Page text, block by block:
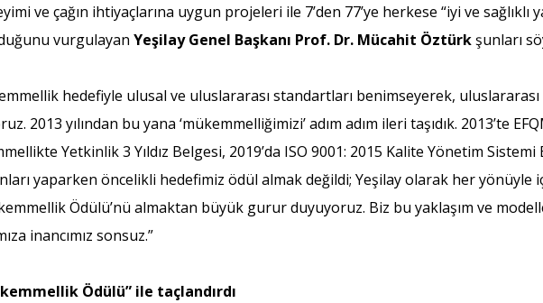
ve çağın ihtiyaçlarına uygun projeleri ile 7’den 77’ye herkese “iyi ve sağlıklı
vurgulayan Yeşilay Genel Başkanı Prof. Dr. Mücahit Öztürkşunları
hedefiyle ulusal ve uluslararası standartları benimseyerek,
2013 yılından bu yana ‘mükemmelliğimizi’ adım adım ileri taşıdık. 2013’te
Yetkinlik 3 Yıldız Belgesi, 2019’da ISO 9001: 2015 Kalite Yönetim
yaparken öncelikli hedefimiz ödül almak değildi; Yeşilay olarak her
Ödülü’nü almaktan büyük gurur duyuyoruz. Biz bu yaklaşım ve modelle
inancımız sonsuz.”
Ödülü” ile taçlandırdı